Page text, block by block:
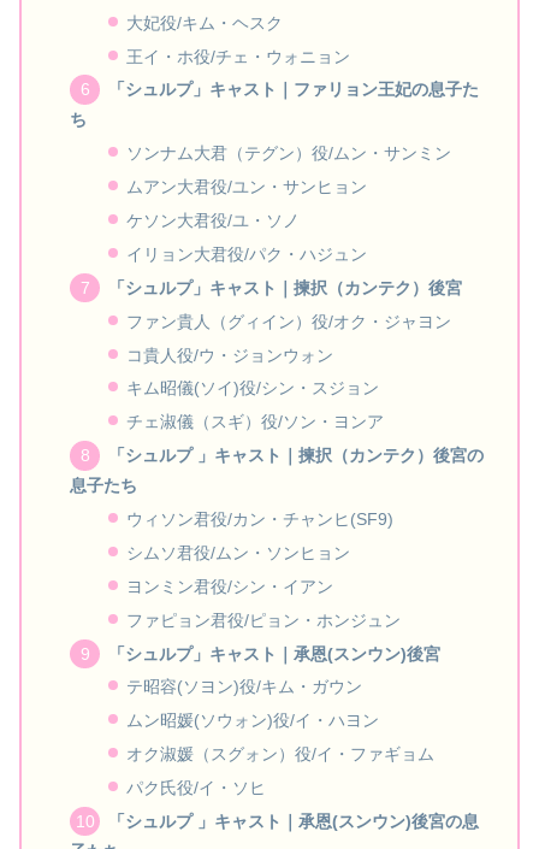
大妃役/キム・ヘスク
王イ・ホ役/チェ・ウォニョン
「シュルプ」キャスト｜ファリョン王妃の息子た
ち
ソンナム大君（テグン）役/ムン・サンミン
ムアン大君役/ユン・サンヒョン
ケソン大君役/ユ・ソノ
イリョン大君役/パク・ハジュン
「シュルプ」キャスト｜揀択（カンテク）後宮
ファン貴人（グィイン）役/オク・ジャヨン
コ貴人役/ウ・ジョンウォン
キム昭儀(ソイ)役/シン・スジョン
チェ淑儀（スギ）役/ソン・ヨンア
「シュルプ 」キャスト｜揀択（カンテク）後宮の
息子たち
ウィソン君役/カン・チャンヒ(SF9)
シムソ君役/ムン・ソンヒョン
ヨンミン君役/シン・イアン
ファピョン君役/ピョン・ホンジュン
「シュルプ」キャスト｜承恩(スンウン)後宮
テ昭容(ソヨン)役/キム・ガウン
ムン昭媛(ソウォン)役/イ・ハヨン
オク淑媛（スグォン）役/イ・ファギョム
パク氏役/イ・ソヒ
「シュルプ 」キャスト｜承恩(スンウン)後宮の息